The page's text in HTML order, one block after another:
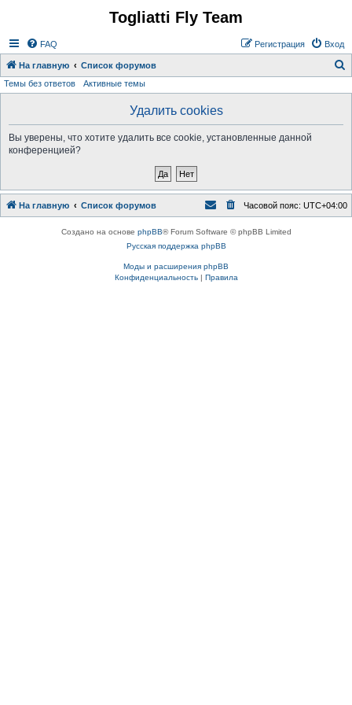
Togliatti Fly Team
FAQ Вход
Регистрация
На главную Список форумов
Темы без ответов Активные темы
Удалить cookies
Вы уверены, что хотите удалить все cookie, установленные данной
конференцией?
На главную Список форумов Часовой пояс: UTC+04:00
Создано на основе phpBB® Forum Software © phpBB Limited
Русская поддержка phpBB
Моды и расширения phpBB
Конфиденциальность| Правила